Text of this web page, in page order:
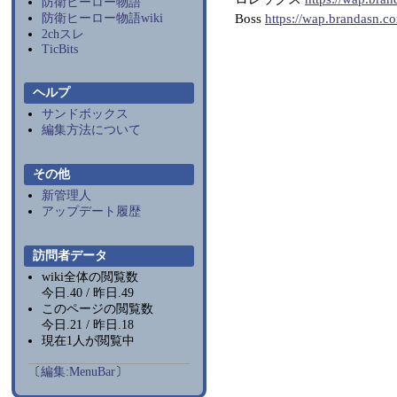
Boss https://
防衛ヒーロー物語wiki
2chスレ
TicBits
ヘルプ
サンドボックス
編集方法について
その他
新管理人
アップデート履歴
訪問者データ
wiki全体の閲覧数
今日.40 / 昨日.49
このページの閲覧数
今日.21 / 昨日.18
現在1人が閲覧中
〔編集:MenuBar 〕